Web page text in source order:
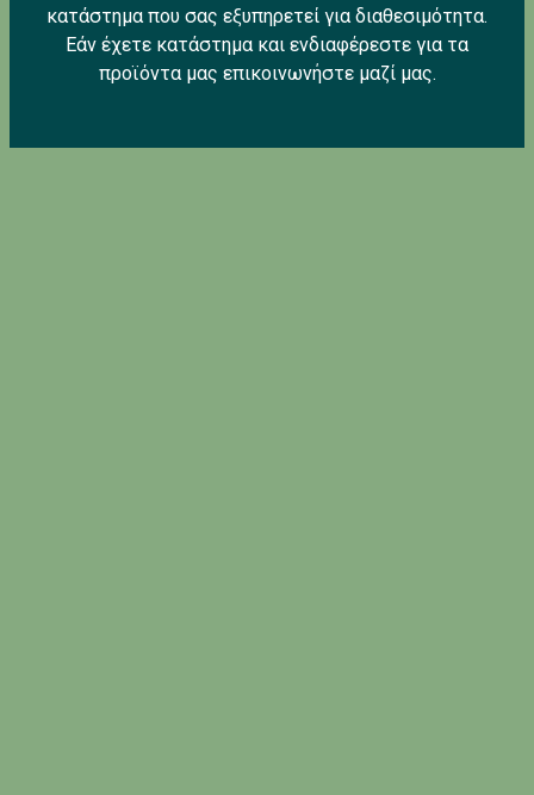
κατάστημα που σας εξυπηρετεί για διαθεσιμότητα.
Εάν έχετε κατάστημα και ενδιαφέρεστε για τα
προϊόντα μας επικοινωνήστε μαζί μας.